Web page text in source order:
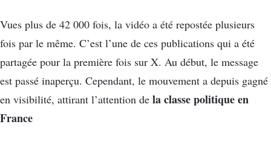
Vues plus de 42 000 fois, la vidéo a été repostée plusieurs
fois par le même. C’est l’une de ces publications qui a été
partagée pour la première fois sur X. Au début, le message
est passé inaperçu. Cependant, le mouvement a depuis gagné
en visibilité, attirant l’attention de la classe politique en
France